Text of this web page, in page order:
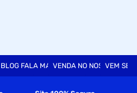
BLOG FALA MARTVENDA NO NOSSO SITE
VEM SER